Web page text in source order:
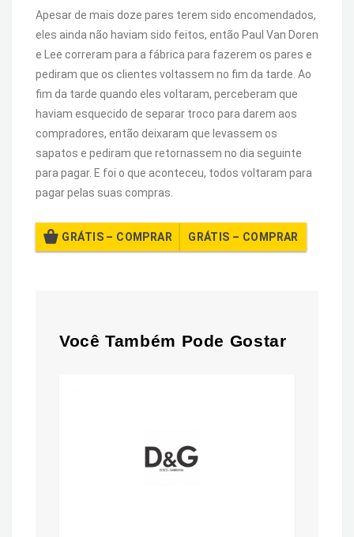
Apesar de mais doze pares terem sido encomendados,
eles ainda não haviam sido feitos, então Paul Van Doren
e Lee correram para a fábrica para fazerem os pares e
pediram que os clientes voltassem no fim da tarde. Ao
fim da tarde quando eles voltaram, perceberam que
haviam esquecido de separar troco para darem aos
compradores, então deixaram que levassem os
sapatos e pediram que retornassem no dia seguinte
para pagar. E foi o que aconteceu, todos voltaram para
pagar pelas suas compras.
GRÁTIS – COMPRAR
Você Também Pode Gostar